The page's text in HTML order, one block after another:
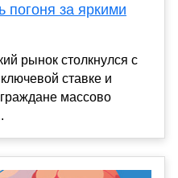
погоня за яркими
рынок столкнулся с
ставке и
массово